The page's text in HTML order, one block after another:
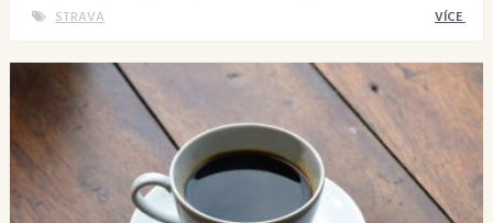
STRAVA VÍCE